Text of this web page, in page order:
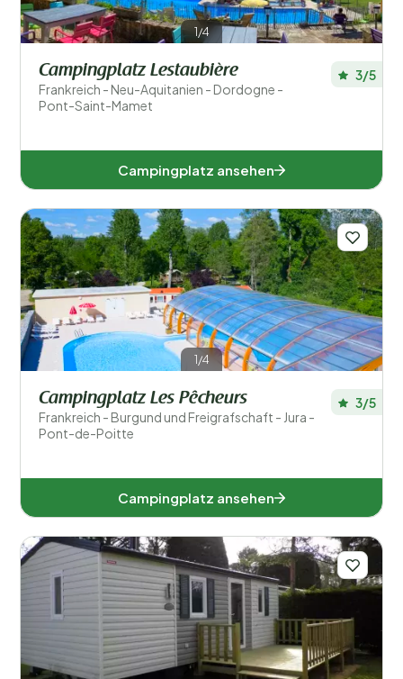
1/4
Campingplatz Lestaubière
Frankreich - Neu-Aquitanien - Dordogne -
Pont-Saint-Mamet
3/5
Campingplatz ansehen
1/4
Campingplatz Les Pêcheurs
Frankreich - Burgund und Freigrafschaft - Jura -
Pont-de-Poitte
3/5
Campingplatz ansehen